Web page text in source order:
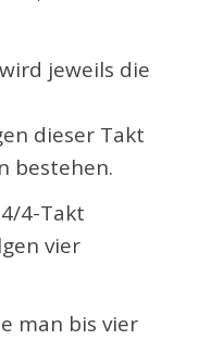
jeweils die
dieser Takt
bestehen.
4-Takt
vier
man bis vier